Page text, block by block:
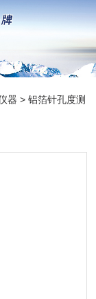
器 >铝箔针孔度测